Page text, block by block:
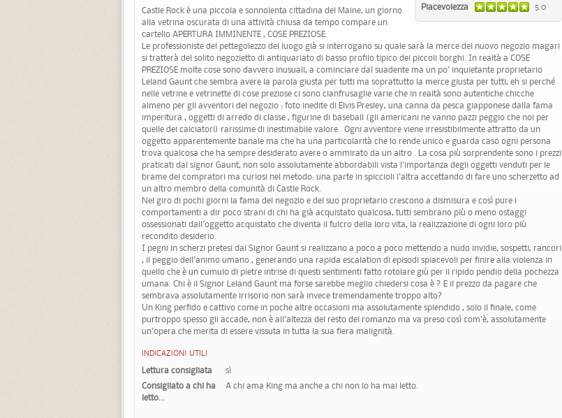
Piacevolezza
5.0
Castle Rock è una piccola e sonnolenta cittadina del Maine, un giorno
alla vetrina oscurata di una attività chiusa da tempo compare un
cartello APERTURA IMMINENTE , COSE PREZIOSE.
Le professioniste del pettegolezzo del luogo già si interrogano su quale sarà la merce del nuovo negozio magari
si tratterà del solito negozietto di antiquariato di basso profilo tipico dei piccoli borghi. In realtà a COSE
PREZIOSE molte cose sono davvero inusuali, a cominciare dal suadente ma un po' inquietante proprietario
Leland Gaunt che sembra avere la parola giusta per tutti ma soprattutto la merce giusta per tutti, eh si perché
nelle vetrine e vetrinette di cose preziose ci sono cianfrusaglie varie che in realtà sono autentiche chicche
almeno per gli avventori del negozio : foto inedite di Elvis Presley, una canna da pesca giapponese dalla fama
imperitura , oggetti di arredo di classe , figurine di baseball (gli americani ne vanno pazzi peggio che noi per
quelle dei calciatori) rarissime di inestimabile valore . Ogni avventore viene irresistibilmente attratto da un
oggetto apparentemente banale ma che ha una particolarità che lo rende unico e guarda caso ogni persona
trova qualcosa che ha sempre desiderato avere o ammirato da un altro . La cosa più sorprendente sono i prezzi
praticati dal signor Gaunt, non solo assolutamente abbordabili vista l'importanza degli oggetti venduti per le
brame dei compratori ma curiosi nel metodo: una parte in spiccioli l'altra accettando di fare uno scherzetto ad
un altro membro della comunità di Castle Rock.
Nel giro di pochi giorni la fama del negozio e del suo proprietario crescono a dismisura e così pure i
comportamenti a dir poco strani di chi ha già acquistato qualcosa, tutti sembrano più o meno ostaggi
ossessionati dall'oggetto acquistato che diventa il fulcro della loro vita, la realizzazione di ogni loro più
recondito desiderio.
I pegni in scherzi pretesi dal Signor Gaunt si realizzano a poco a poco mettendo a nudo invidie, sospetti, rancori
, il peggio dell'animo umano , generando una rapida escalation di episodi spiacevoli per finire alla violenza in
quello che è un cumulo di pietre intrise di questi sentimenti fatto rotolare giù per il ripido pendio della pochezza
umana. Chi è il Signor Leland Gaunt ma forse sarebbe meglio chiedersi cosa è ? E il prezzo da pagare che
sembrava assolutamente irrisorio non sarà invece tremendamente troppo alto?
Un King perfido e cattivo come in poche altre occasioni ma assolutamente splendido , solo il finale, come
purtroppo spesso gli accade, non è all'altezza del resto del romanzo ma va preso così com'è, assolutamente
un'opera che merita di essere vissuta in tutta la sua fiera malignità.
INDICAZIONI UTILI
Lettura consigliata
sì
Consigliato a chi ha
letto...
A chi ama King ma anche a chi non lo ha mai letto.